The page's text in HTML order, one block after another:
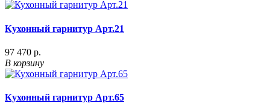
Кухонный гарнитур Арт.21
97 470 р.
В корзину
Кухонный гарнитур Арт.65